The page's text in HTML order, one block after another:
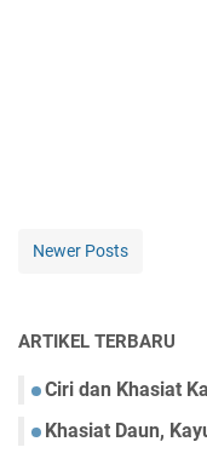
Newer Posts
ARTIKEL TERBARU
Ciri dan Khasiat
Khasiat Daun,